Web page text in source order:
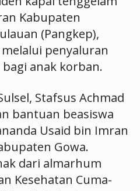
Kabupaten
(Pangkep),
penyaluran
anak korban.
Stafsus Achmad
bantuan beasiswa
Usaid bin Imran
Gowa.
dari almarhum
Kesehatan Cuma-